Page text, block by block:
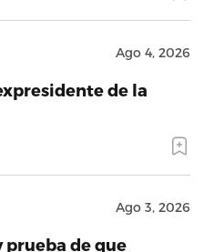
Ago 4, 2026
de la
Ago 3, 2026
prueba de que